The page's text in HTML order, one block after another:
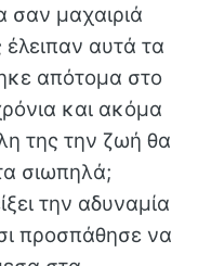
σαν μαχαιριά
αυτά τα
απότομα στο
και ακόμα
της την ζωή θα
σιωπηλά;
την αδυναμία
προσπάθησε να